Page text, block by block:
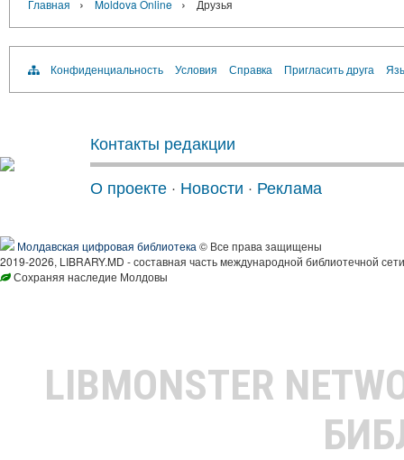
Главная › Moldova Online › Друзья
Конфиденциальность Условия Справка Пригласить друга
Контакты редакции
О проекте · Новости · Реклама
Молдавская цифровая библиотека © Все права защищены
2019-2026, LIBRARY.MD - составная часть международной библиотечной
Сохраняя наследие Молдовы
LIBMONSTER